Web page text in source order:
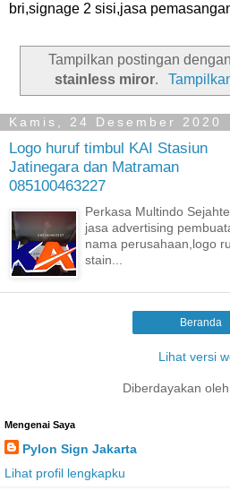
bri,signage 2 sisi,jasa
Tampilkan postingan
stainless miror.
Kamis, 24 Desember 2020
Logo huruf timbul KAI Stasiun
Jatinegara dan Matraman
085100463227
Perkasa Multindo
jasa advertising
nama perusahaan,logo
stain...
Beranda
Lihat versi
Diberdayakan oleh
Mengenai Saya
Pylon Sign Jakarta
Lihat profil lengkapku